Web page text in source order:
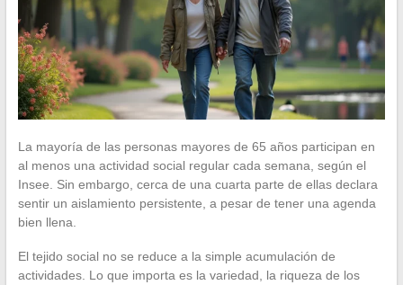
La mayoría de las personas mayores de 65 años participan en
al menos una actividad social regular cada semana, según el
Insee. Sin embargo, cerca de una cuarta parte de ellas declara
sentir un aislamiento persistente, a pesar de tener una agenda
bien llena.
El tejido social no se reduce a la simple acumulación de
actividades. Lo que importa es la variedad, la riqueza de los